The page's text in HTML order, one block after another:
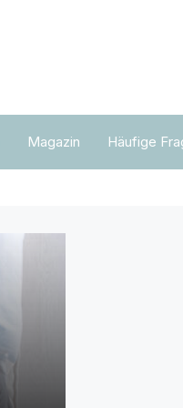
Magazin Häufige